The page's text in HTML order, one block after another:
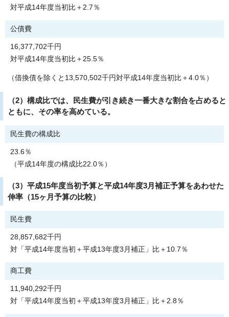
対平成14年度当初比＋2.7％
公債費
16,377,702千円
対平成14年度当初比＋25.5％
（借換債を除くと13,570,502千円対平成14年度当初比＋4.0％）
（2）構成比では、民生費が引き続き一番大きな割合を占めると
ともに、その率を高めている。
民生費の構成比
23.6％
（平成14年度の構成比22.0％）
（3）平成15年度当初予算と平成14年度3月補正予算をあわせた
伸率（15ヶ月予算の比較）
民生費
28,857,682千円
対「平成14年度当初＋平成13年度3月補正」比＋10.7％
商工費
11,940,292千円
対「平成14年度当初＋平成13年度3月補正」比＋2.8％